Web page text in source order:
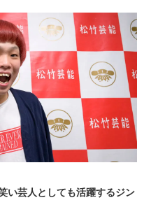
い芸人としても活躍するジン